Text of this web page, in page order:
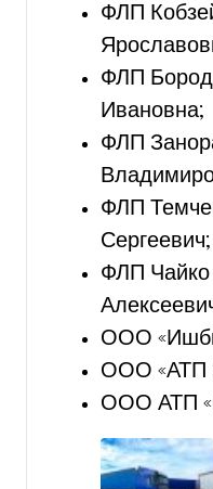
ФЛП
ФЛП
Ивановна;
ФЛП
ФЛП
Сергеевич;
ФЛП
ООО
ООО «АТП
ООО АТП